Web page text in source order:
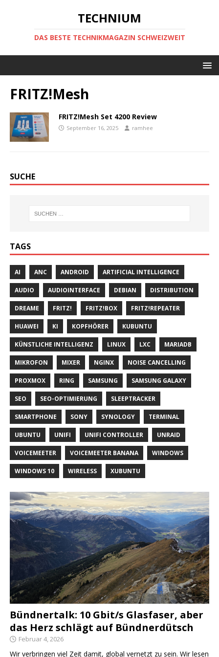
TECHNIUM
DAS BESTE TECHNIKMAGAZIN SCHWEIZWEIT
FRITZ!Mesh
FRITZ!Mesh Set 4200 Review
September 16, 2025 ramhee
SUCHE
TAGS
AI ANC ANDROID ARTIFICIAL INTELLIGENCE
AUDIO AUDIOINTERFACE DEBIAN DISTRIBUTION
DREAME FRITZ! FRITZ!BOX FRITZ!REPEATER
HUAWEI KI KOPFHÖRER KUBUNTU
KÜNSTLICHE INTELLIGENZ LINUX LXC MARIADB
MIKROFON MIXER NGINX NOISE CANCELLING
PROXMOX RING SAMSUNG SAMSUNG GALAXY
SEO SEO-OPTIMIERUNG SLEEPTRACKER
SMARTPHONE SONY SYNOLOGY TERMINAL
UBUNTU UNIFI UNIFI CONTROLLER UNRAID
VOICEMEETER VOICEMEETER BANANA WINDOWS
WINDOWS 10 WIRELESS XUBUNTU
Bündnertalk: 10 Gbit/s Glasfaser, aber
das Herz schlägt auf Bündnerdütsch
Februar 4, 2026
Wir verbringen viel Zeit damit, global vernetzt zu sein. Wir lesen